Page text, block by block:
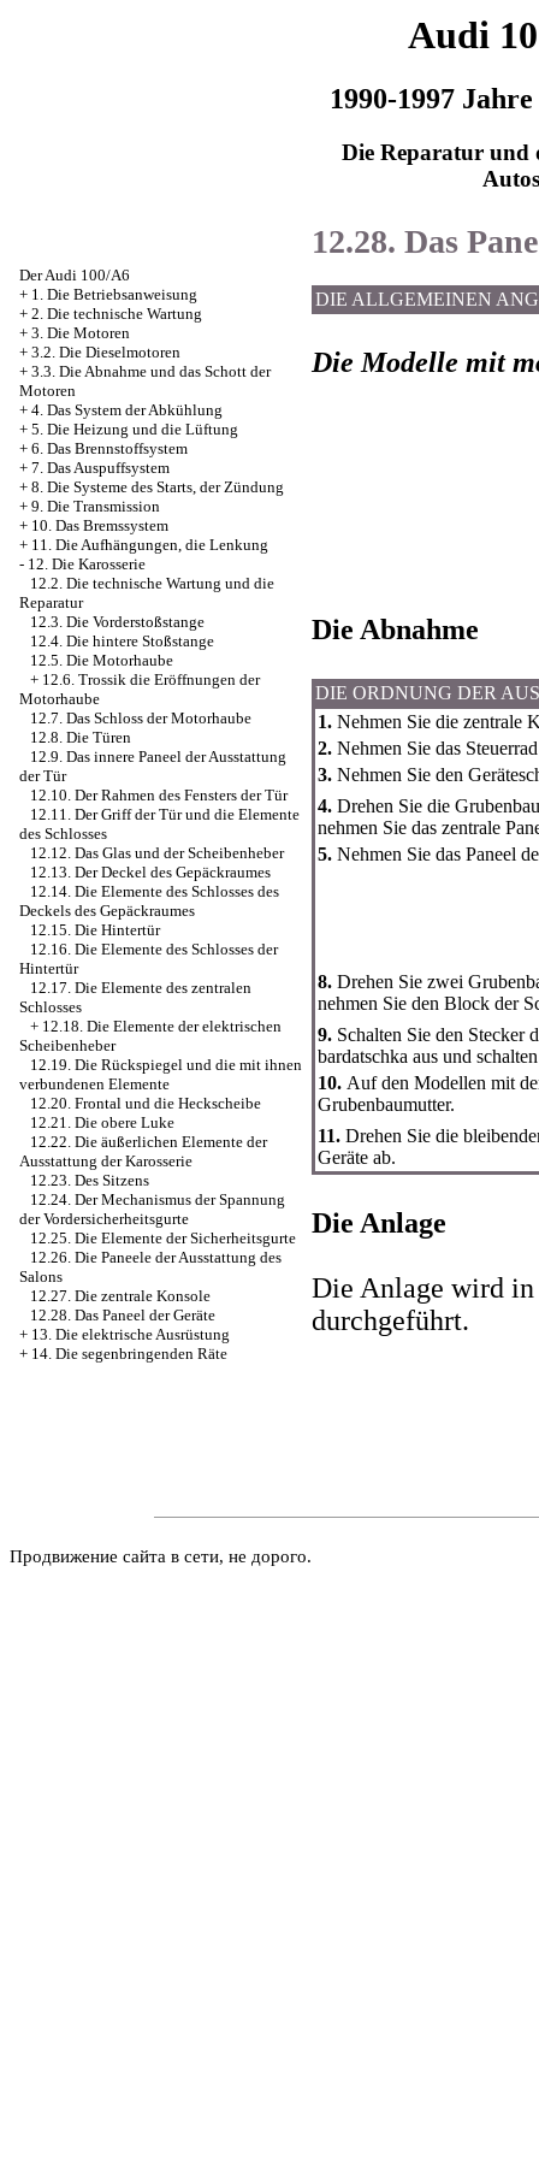
Audi
1990-1997
Die Reparatur und
Autos
Der Audi 100/A6
+ 1. Die Betriebsanweisung
+ 2. Die technische Wartung
+ 3. Die Motoren
+ 3.2. Die Dieselmotoren
+ 3.3. Die Abnahme und das Schott der
Motoren
+ 4. Das System der Abkühlung
+ 5. Die Heizung und die Lüftung
+ 6. Das Brennstoffsystem
+ 7. Das Auspuffsystem
+ 8. Die Systeme des Starts, der Zündung
+ 9. Die Transmission
+ 10. Das Bremssystem
+ 11. Die Aufhängungen, die Lenkung
- 12. Die Karosserie
12.2. Die technische Wartung und die
Reparatur
12.3. Die Vorderstoßstange
12.4. Die hintere Stoßstange
12.5. Die Motorhaube
+ 12.6. Trossik die Eröffnungen der
Motorhaube
12.7. Das Schloss der Motorhaube
12.8. Die Türen
12.9. Das innere Paneel der Ausstattung
der Tür
12.10. Der Rahmen des Fensters der Tür
12.11. Der Griff der Tür und die Elemente
des Schlosses
12.12. Das Glas und der Scheibenheber
12.13. Der Deckel des Gepäckraumes
12.14. Die Elemente des Schlosses des
Deckels des Gepäckraumes
12.15. Die Hintertür
12.16. Die Elemente des Schlosses der
Hintertür
12.17. Die Elemente des zentralen
Schlosses
+ 12.18. Die Elemente der elektrischen
Scheibenheber
12.19. Die Rückspiegel und die mit ihnen
verbundenen Elemente
12.20. Frontal und die Heckscheibe
12.21. Die obere Luke
12.22. Die äußerlichen Elemente der
Ausstattung der Karosserie
12.23. Des Sitzens
12.24. Der Mechanismus der Spannung
der Vordersicherheitsgurte
12.25. Die Elemente der Sicherheitsgurte
12.26. Die Paneele der Ausstattung des
Salons
12.27. Die zentrale Konsole
12.28. Das Paneel der Geräte
+ 13. Die elektrische Ausrüstung
+ 14. Die segenbringenden Räte
12.28. Das
DIE ALLGEMEINEN
Die Modelle mit
Die Abnahme
DIE ORDNUNG DER
1. Nehmen Sie die zentrale
2. Nehmen Sie das
3. Nehmen Sie den
4. Drehen Sie die
nehmen Sie das zentrale
5. Nehmen Sie das Paneel
8. Drehen Sie zwei
nehmen Sie den Block der
9. Schalten Sie den Stecker
bardatschka aus und
10. Auf den Modellen mit
Grubenbaumutter.
11. Drehen Sie die
Geräte ab.
Die Anlage
Die Anlage wird in
durchgeführt.
Продвижение сайта в сети, не дорого.